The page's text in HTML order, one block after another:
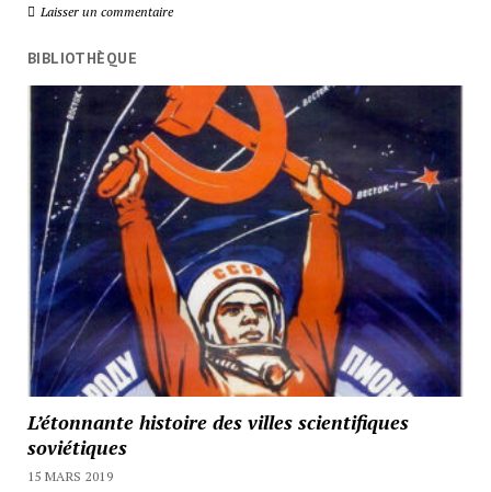
Laisser un commentaire
BIBLIOTHÈQUE
L’étonnante histoire des villes scientifiques
soviétiques
15 MARS 2019